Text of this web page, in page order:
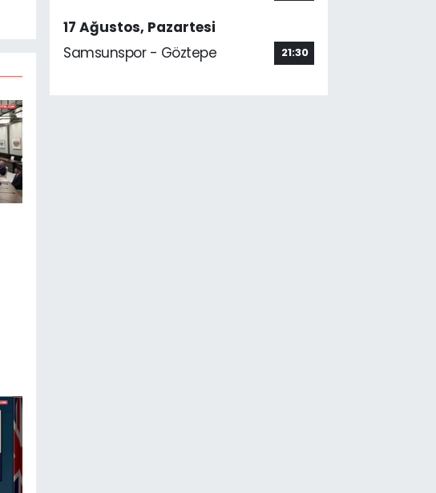
17 Ağustos, Pazartesi
Samsunspor - Göztepe
21:30